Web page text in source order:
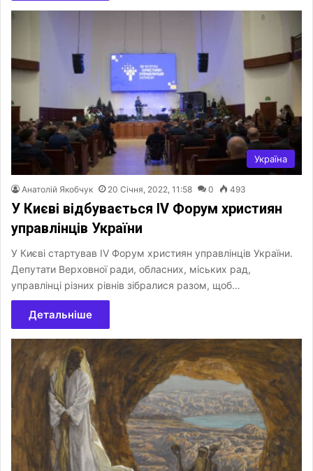
Україна
Анатолій Якобчук 20 Січня, 2022, 11:58 0 493
У Києві відбувається IV Форум християн
управлінців України
У Києві стартував IV Форум християн управлінців України.
Депутати Верховної ради, обласних, міських рад,
управлінці різних рівнів зібралися разом, щоб…
Детальніше